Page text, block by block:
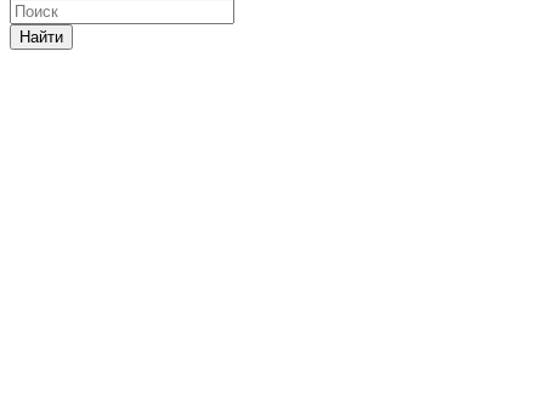
Найти